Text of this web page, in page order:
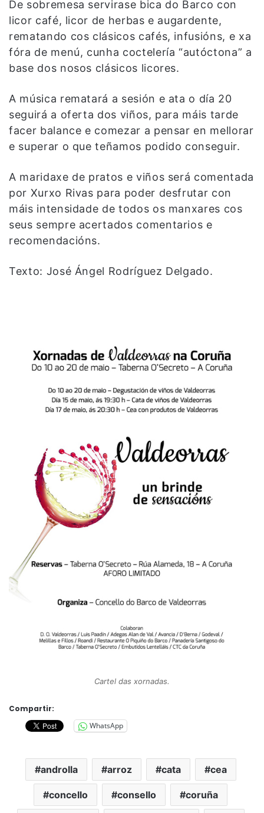
De sobremesa servirase bica do Barco con
licor café, licor de herbas e augardente,
rematando cos clásicos cafés, infusións, e xa
fóra de menú, cunha coctelería “autóctona” a
base dos nosos clásicos licores.
A música rematará a sesión e ata o día 20
seguirá a oferta dos viños, para máis tarde
facer balance e comezar a pensar en mellorar
e superar o que teñamos podido conseguir.
A maridaxe de pratos e viños será comentada
por Xurxo Rivas para poder desfrutar con
máis intensidade de todos os manxares cos
seus sempre acertados comentarios e
recomendacións.
Texto: José Ángel Rodríguez Delgado.
Cartel das xornadas.
Compartir:
WhatsApp
androlla arroz cata cea
concello consello coruña